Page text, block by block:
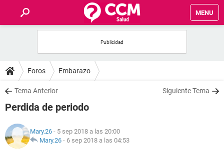
MENU
FOROS
SALUD
NUTRICIÓN
Foros Embarazo
Tema Anterior Siguiente Tema
Perdida de periodo
Mary.26 - 5 sep 2018 a las 20:00
Mary.26 - 6 sep 2018 a las 04:53